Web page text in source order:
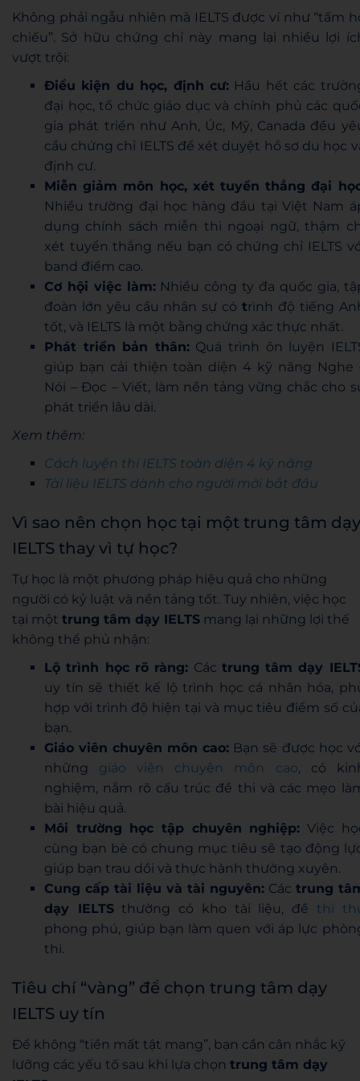
Không phải ngẫu nhiên mà IELTS được ví như “tấm
chiếu”. Sở hữu chứng chỉ này mang lại nhiều lợi
vượt trội:
Điều kiện du học, định cư: Hầu hết các
đại học, tổ chức giáo dục và chính phủ các
gia phát triển như Anh, Úc, Mỹ, Canada đều
cầu chứng chỉ IELTS để xét duyệt hồ sơ du học
định cư.
Miễn giảm môn học, xét tuyển thẳng đại
Nhiều trường đại học hàng đầu tại Việt Nam
dụng chính sách miễn thi ngoại ngữ, thậm
xét tuyển thẳng nếu bạn có chứng chỉ IELTS
band điểm cao.
Cơ hội việc làm:Nhiều công ty đa quốc gia,
đoàn lớn yêu cầu nhân sự cótrình độ tiếng
tốt, và IELTS là một bằng chứng xác thực nhất.
Phát triển bản thân:Quá trình ôn luyện
giúp bạn cải thiện toàn diện 4 kỹ năng Nghe
Nói – Đọc – Viết, làm nền tảng vững chắc cho
phát triển lâu dài.
Xem thêm:
Cách luyện thi IELTS toàn diện 4 kỹ năng
Tài liệu IELTS dành cho người mới bắt đầu
Vì sao nên chọn học tại một trung tâm dạy
IELTS thay vì tự học?
Tự học là một phương pháp hiệu quả cho những
người có kỷ luật và nền tảng tốt. Tuy nhiên, việc học
tại một trung tâm dạy IELTS mang lại những lợi thế
không thể phủ nhận:
Lộ trình học rõ ràng: Các trung tâm dạy
uy tín sẽ thiết kế lộ trình học cá nhân hóa,
hợp với trình độ hiện tại và mục tiêu điểm số
bạn.
Giáo viên chuyên môn cao: Bạn sẽ được học
những giáo viên chuyên môn cao, có
nghiệm, nắm rõ cấu trúc đề thi và các mẹo
bài hiệu quả.
Môi trường học tập chuyên nghiệp: Việc
cùng bạn bè có chung mục tiêu sẽ tạo động
giúp bạn trau dồi và thực hành thường xuyên.
Cung cấp tài liệu và tài nguyên:Các trung
dạy IELTSthường có kho tài liệu, đề thi
phong phú, giúp bạn làm quen với áp lực
thi.
Tiêu chí “vàng” để chọn trung tâm dạy
IELTS uy tín
Để không “tiền mất tật mang”, bạn cần cân nhắc kỹ
lưỡng các yếu tố sau khi lựa chọn trung tâm dạy